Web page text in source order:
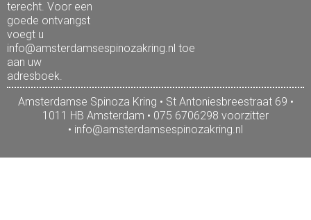
terecht. Voor een
goede ontvangst
voegt u
info@amsterdamsespinozakring.nl toe
aan uw
adresboek.
Amsterdamse Spinoza Kring • St Antoniesbreestraat 69 •
1011 HB Amsterdam • 075 6706298 voorzitter
• info@amsterdamsespinozakring.nl